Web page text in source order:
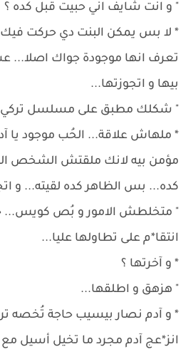
" و انت شايف اني حبيت قبل كده ؟
* لا بس يمكن البنت دي حركت
تعرف انها موجودة جواك
بيها و اتجوزتها...
" شكلك مطبق على مسلسل
* ملهاش علاقة... الحُب موجود
مؤمن بيه لانك ملقتش الشخص
كده... بس الظاهر كده لقيته... و
" متخلطش الامور و بُص كويس...
انتقا*م على تطاولها عليا...
* و آخرتها ؟
" هزهق و اطلقها...
* و آدم نصار بيسيب حاجة تُخصه
انز*عج آدم مجرد ما تخيل أسيل مع